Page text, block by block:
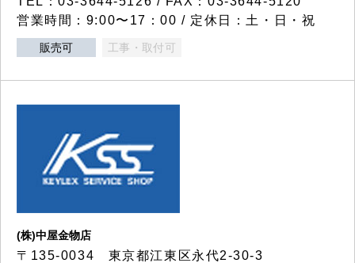
営業時間：9:00〜17：00 / 定休日：土・日・祝
販売可 工事・取付可
(株)中屋金物店
〒135-0034 東京都江東区永代2-30-3